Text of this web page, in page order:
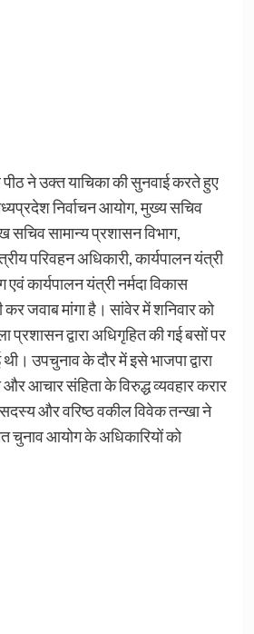
ने उक्त याचिका की सुनवाई करते हुए
निर्वाचन आयोग, मुख्य सचिव
सामान्य प्रशासन विभाग,
परिवहन अधिकारी, कार्यपालन यंत्री
एवं कार्यपालन यंत्री नर्मदा विकास
कर जवाब मांगा है। सांवेर में शनिवार को
द्वारा अधिगृहित की गई बसों पर
उपचुनाव के दौर में इसे भाजपा द्वारा
आचार संहिता के विरुद्ध व्यवहार करार
सदस्य और वरिष्ठ वकील विवेक तन्खा ने
चुनाव आयोग के अधिकारियों को